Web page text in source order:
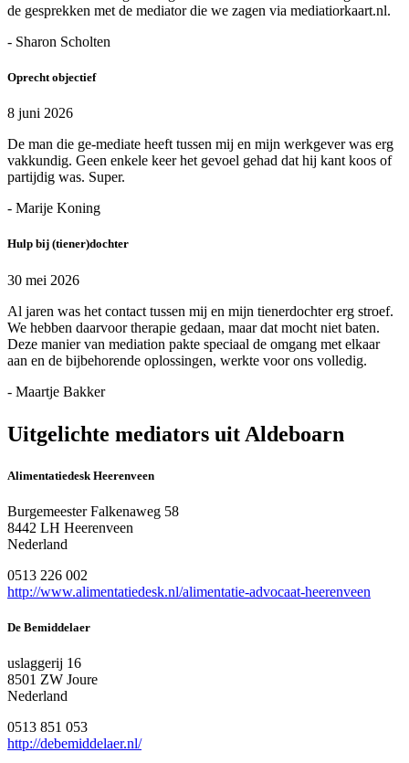
de gesprekken met de mediator die we zagen via mediatiorkaart.nl.
- Sharon Scholten
Oprecht objectief
8 juni 2026
De man die ge-mediate heeft tussen mij en mijn werkgever was erg
vakkundig. Geen enkele keer het gevoel gehad dat hij kant koos of
partijdig was. Super.
- Marije Koning
Hulp bij (tiener)dochter
30 mei 2026
Al jaren was het contact tussen mij en mijn tienerdochter erg stroef.
We hebben daarvoor therapie gedaan, maar dat mocht niet baten.
Deze manier van mediation pakte speciaal de omgang met elkaar
aan en de bijbehorende oplossingen, werkte voor ons volledig.
- Maartje Bakker
Uitgelichte mediators uit Aldeboarn
Alimentatiedesk Heerenveen
Burgemeester Falkenaweg 58
8442 LH Heerenveen
Nederland
0513 226 002
http://www.alimentatiedesk.nl/alimentatie-advocaat-heerenveen
De Bemiddelaer
uslaggerij 16
8501 ZW Joure
Nederland
0513 851 053
http://debemiddelaer.nl/